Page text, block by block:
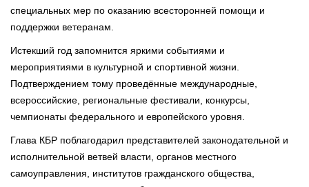
специальных мер по оказанию всесторонней помощи и
поддержки ветеранам.
Истекший год запомнится яркими событиями и
мероприятиями в культурной и спортивной жизни.
Подтверждением тому проведённые международные,
всероссийские, региональные фестивали, конкурсы,
чемпионаты федерального и европейского уровня.
Глава КБР поблагодарил представителей законодательной и
исполнительной ветвей власти, органов местного
самоуправления, институтов гражданского общества,